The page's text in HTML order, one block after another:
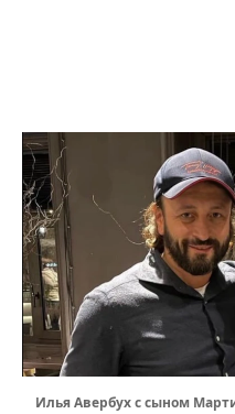
Илья Авербух с сыном